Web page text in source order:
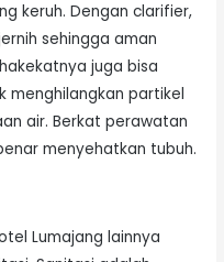
keruh. Dengan clarifier,
sehingga aman
juga bisa
menghilangkan partikel
air. Berkat perawatan
menyehatkan tubuh.
Lumajang lainnya